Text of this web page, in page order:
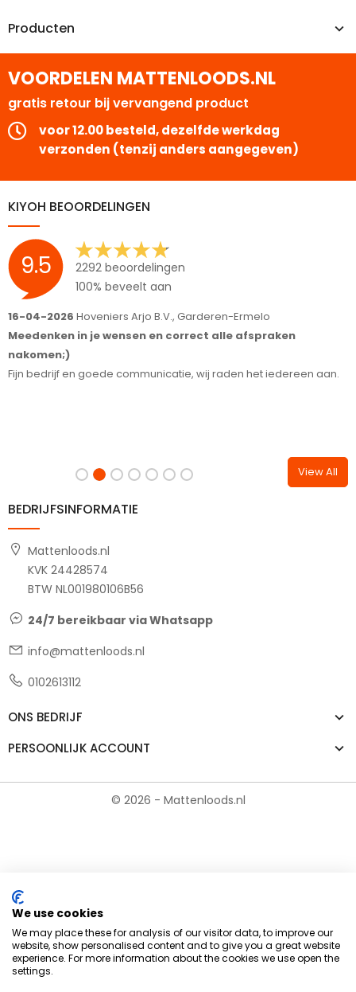
Producten
VOORDELEN MATTENLOODS.NL
gratis retour bij vervangend product
voor 12.00 besteld, dezelfde werkdag
verzonden (tenzij anders aangegeven)
KIYOH BEOORDELINGEN
9.5
2292 beoordelingen
100% beveelt aan
16-04-2026 Hoveniers Arjo B.V., Garderen-Ermelo
Meedenken in je wensen en correct alle afspraken
nakomen;)
Fijn bedrijf en goede communicatie, wij raden het iedereen aan.
View All
BEDRIJFSINFORMATIE
Mattenloods.nl
KVK 24428574
BTW NL001980106B56
24/7 bereikbaar via Whatsapp
info@mattenloods.nl
0102613112
ONS BEDRIJF
PERSOONLIJK ACCOUNT
© 2026 - Mattenloods.nl
We use cookies
We may place these for analysis of our visitor data, to improve our
website, show personalised content and to give you a great website
experience. For more information about the cookies we use open the
settings.